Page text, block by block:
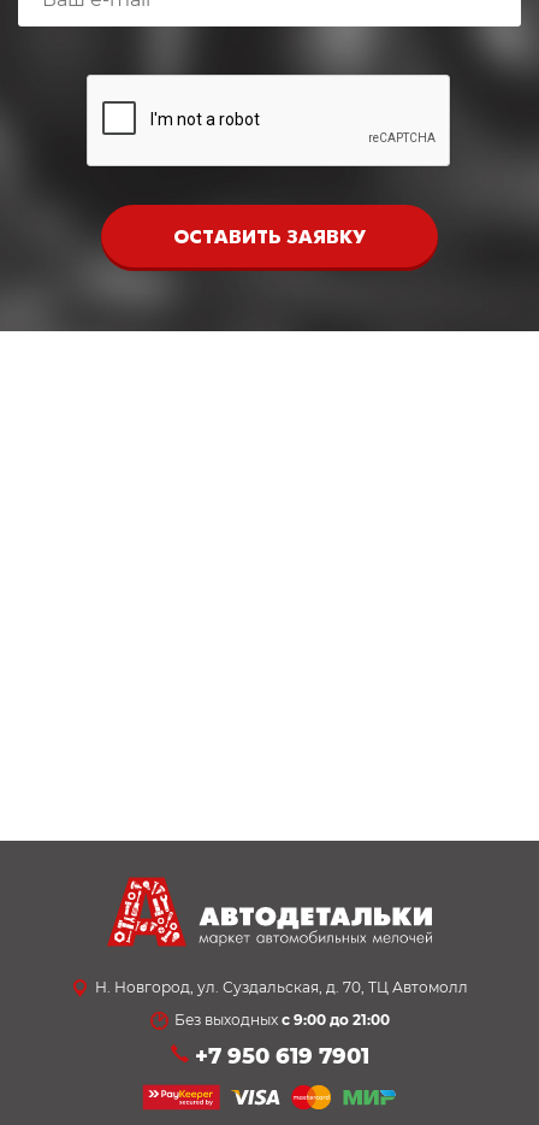
ОСТАВИТЬ ЗАЯВКУ
Н. Новгород, ул. Суздальская, д. 70, ТЦ Автомолл
Без выходных с 9:00 до 21:00
+7 950 619 7901